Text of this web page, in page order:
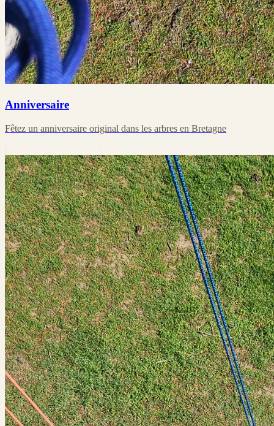
Anniversaire
Fêtez un anniversaire original dans les arbres en Bretagne